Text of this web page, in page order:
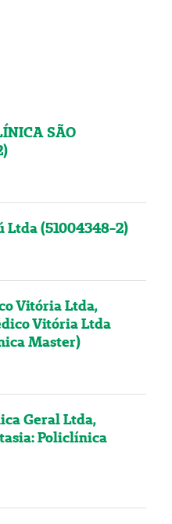
SÃO
(51004348-2)
Vitória Ltda,
Vitória Ltda
Master)
Geral Ltda,
Policlínica